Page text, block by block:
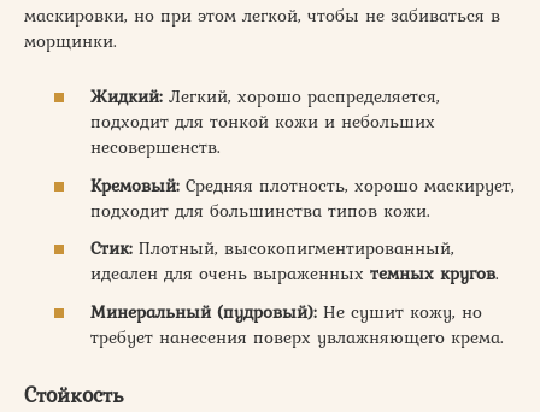
маскировки, но при этом легкой, чтобы не забиваться в
морщинки.
Жидкий: Легкий, хорошо распределяется,
подходит для тонкой кожи и небольших
несовершенств.
Кремовый: Средняя плотность, хорошо маскирует,
подходит для большинства типов кожи.
Стик: Плотный, высокопигментированный,
идеален для очень выраженных темных кругов.
Минеральный (пудровый): Не сушит кожу, но
требует нанесения поверх увлажняющего крема.
Стойкость